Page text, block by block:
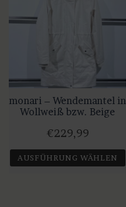
monari – Wendemantel in
Wollweiß bzw. Beige
€229,99
AUSFÜHRUNG WÄHLEN